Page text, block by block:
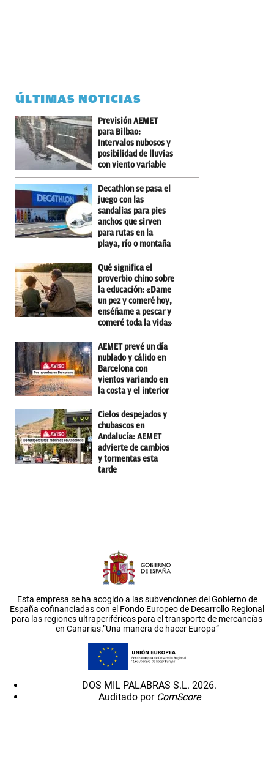
ÚLTIMAS NOTICIAS
Previsión AEMET
para Bilbao:
Intervalos nubosos y
posibilidad de lluvias
con viento variable
Decathlon se pasa el
juego con las
sandalias para pies
anchos que sirven
para rutas en la
playa, río o montaña
Qué significa el
proverbio chino sobre
la educación: «Dame
un pez y comeré hoy,
enséñame a pescar y
comeré toda la vida»
AEMET prevé un día
nublado y cálido en
Barcelona con
vientos variando en
la costa y el interior
Cielos despejados y
chubascos en
Andalucía: AEMET
advierte de cambios
y tormentas esta
tarde
Esta empresa se ha acogido a las subvenciones del Gobierno de
España cofinanciadas con el Fondo Europeo de Desarrollo Regional
para las regiones ultraperiféricas para el transporte de mercancías
en Canarias.”Una manera de hacer Europa”
DOS MIL PALABRAS S.L. 2026.
Auditado por ComScore